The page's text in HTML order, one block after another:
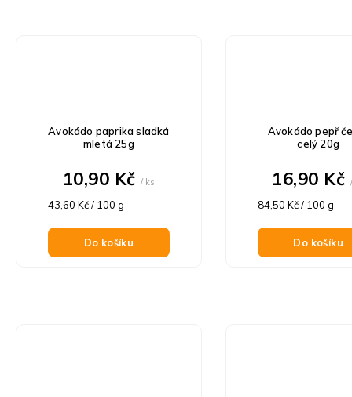
Avokádo paprika sladká
mletá 25g
10,90 Kč/ ks
Měrná
43,60 Kč / 100 g
Do košíku
Avokádo pepř
celý 20g
16,90 Kč
Měrná
84,50 Kč / 100 g
Do košíku